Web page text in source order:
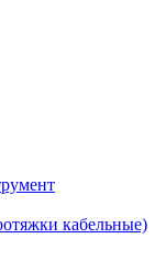
кабельные)